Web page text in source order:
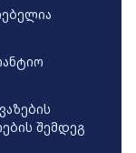
შემდეგ